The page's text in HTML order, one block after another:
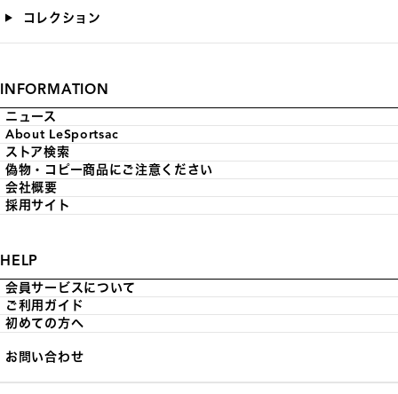
コレクション
INFORMATION
ニュース
About LeSportsac
ストア検索
偽物・コピー商品にご注意ください
会社概要
採用サイト
HELP
会員サービスについて
ご利用ガイド
初めての方へ
お問い合わせ